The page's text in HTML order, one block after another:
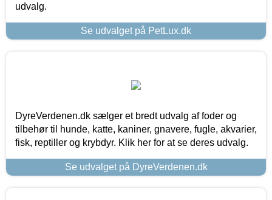
udvalg.
Se udvalget på PetLux.dk
DyreVerdenen.dk sælger et bredt udvalg af foder og
tilbehør til hunde, katte, kaniner, gnavere, fugle, akvarier,
fisk, reptiller og krybdyr. Klik her for at se deres udvalg.
Se udvalget på DyreVerdenen.dk